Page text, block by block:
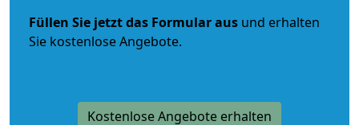
Füllen Sie jetzt das Formular aus und erhalten
Sie kostenlose Angebote.
Kostenlose Angebote erhalten